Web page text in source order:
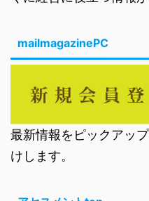
mailmagazinePC
最新情報をピックアッ
けします。